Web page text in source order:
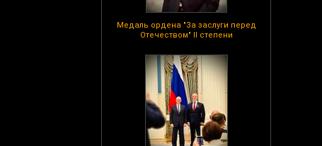
Медаль ордена "За заслуги перед
Отечеством" II степени